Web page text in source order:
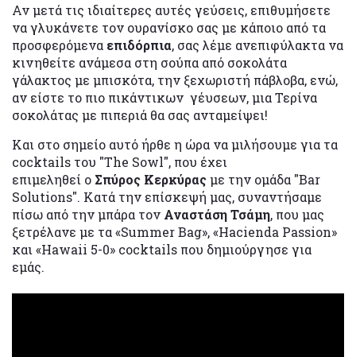
Αν μετά τις ιδιαίτερες αυτές γεύσεις, επιθυμήσετε
να γλυκάνετε τον ουρανίσκο σας με κάποιο από τα
προσφερόμενα επιδόρπια, σας λέμε ανεπιφύλακτα να
κινηθείτε ανάμεσα στη σούπα από σοκολάτα
γάλακτος με μπισκότα, την ξεχωριστή πάβλοβα, ενώ,
αν είστε το πιο πικάντικων γέυσεων, μια Τερίνα
σοκολάτας με πιπεριά θα σας ανταμείψει!
Και στο σημείο αυτό ήρθε η ώρα να μιλήσουμε για τα
cocktails του "The Sowl", που έχει
επιμεληθεί ο Σπύρος Κερκύραςμε την ομάδα "Bar
Solutions". Κατά την επίσκεψή μας, συναντήσαμε
πίσω από την μπάρα τον Αναστάση Τσάμη, που μας
ξετρέλανε με τα «Summer Bag», «Hacienda Passion»
και «Hawaii 5-0» cocktails που δημιούργησε για
εμάς.